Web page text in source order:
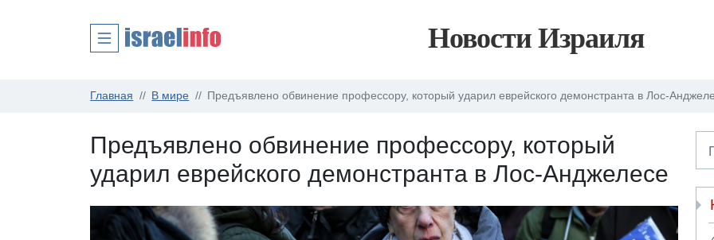
Новости Израиля
Главная В мире Предъявлено обвинение профессору, который ударил еврейского демонстранта в Лос-
Предъявлено обвинение профессору, который
ударил еврейского демонстранта в Лос-Анджелесе